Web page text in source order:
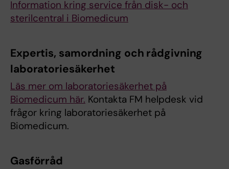
Information kring service från disk- och
sterilcentral i Biomedicum
Expertis, samordning och rådgivning
laboratoriesäkerhet
Läs mer om laboratoriesäkerhet på
Biomedicum här. Kontakta FM helpdesk vid
frågor kring laboratoriesäkerhet på
Biomedicum.
Gasförråd